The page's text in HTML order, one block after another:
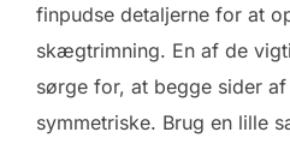
finpudse detaljerne for at
skægtrimning. En af de
sørge for, at begge sider
symmetriske. Brug en lille